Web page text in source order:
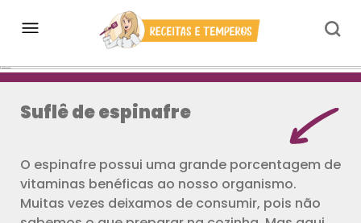
Suflê de espinafre
O espinafre possui uma grande porcentagem de
vitaminas benéficas ao nosso organismo.
Muitas vezes deixamos de consumir, pois não